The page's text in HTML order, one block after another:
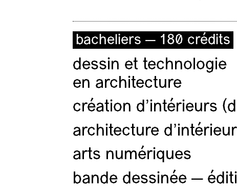
bacheliers — 180 crédits
dessin et technologie
en architecture
création d'intérieurs
architecture d’intérieur
arts numériques
bande dessinée —